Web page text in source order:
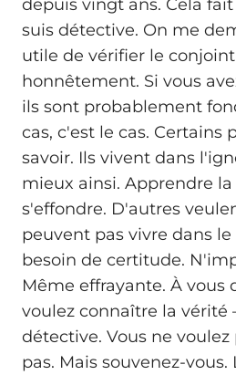
depuis vingt ans. Cela
suis détective. On me
utile de vérifier le
honnêtement. Si vous
ils sont probablement
cas, c'est le cas. Certains
savoir. Ils vivent dans
mieux ainsi. Apprendre
s'effondre. D'autres
peuvent pas vivre dans
besoin de certitude.
Même effrayante. À vous
voulez connaître la
détective. Vous ne
pas. Mais souvenez-